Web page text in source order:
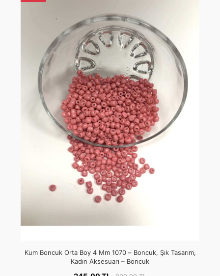
Kum Boncuk Orta Boy 4 Mm 1070 – Boncuk, Şık Tasarım,
Kadın Aksesuarı – Boncuk